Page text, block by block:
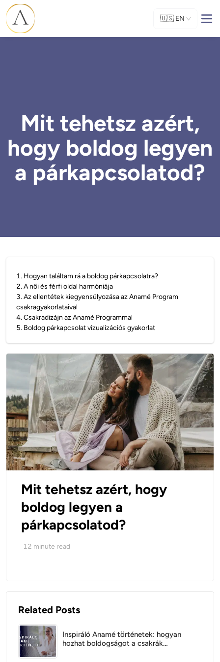
🇺🇸 EN
Mit tehetsz azért,
hogy boldog legyen
a párkapcsolatod?
1. Hogyan találtam rá a boldog párkapcsolatra?
2.A női és férfi oldal harmóniája
3.Az ellentétek kiegyensúlyozása az Anamé Program
csakragyakorlataival
4.Csakradizájn az Anamé Programmal
5. Boldog párkapcsolat vizualizációs gyakorlat
Mit tehetsz azért, hogy
boldog legyen a
párkapcsolatod?
12 minute read
Related Posts
Inspiráló Anamé történetek: hogyan
hozhat boldogságot a csakrák